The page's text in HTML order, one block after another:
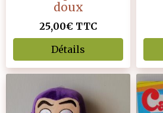
doux
25,00€ TTC
Détails